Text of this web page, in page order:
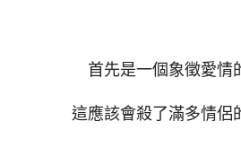
首先是一個象徵愛情
這應該會殺了滿多情侶